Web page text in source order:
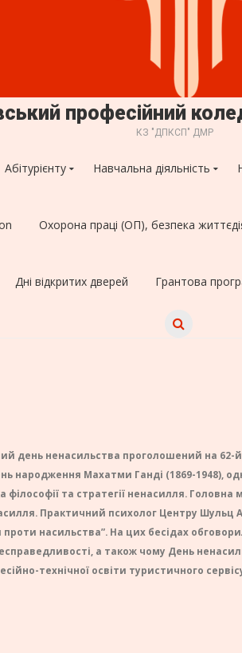
професійний
КЗ "ДПКСП" ДМР
Абітурієнту Навчальна діяльність
Охорона праці (ОП), безпека
Дні відкритих дверей Грантова
день ненасильства проголошений на 62-й
народження Махатми Ганді (1869-1948),
філософії та стратегії ненасилля. Головна
Практичний психолог Центру Шульц
насильства”. На цих бесідах
а також чому День
технічної освіти туристичного